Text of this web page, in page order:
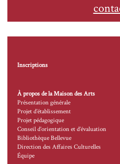
Inscriptions
À propos de la Maison des Arts
Présentation générale
Projet d’établissement
Projet pédagogique
Conseil d’orientation et d’évaluation
Bibliothèque Bellevue
Direction des Affaires Culturelles
Équipe